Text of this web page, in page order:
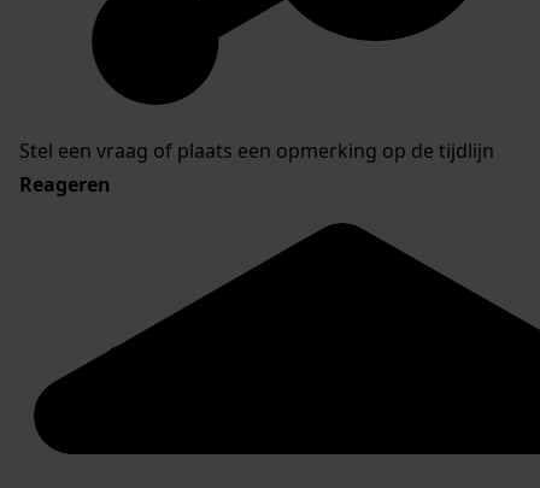
Stel een vraag of plaats een opmerking op de tijdlijn
Reageren